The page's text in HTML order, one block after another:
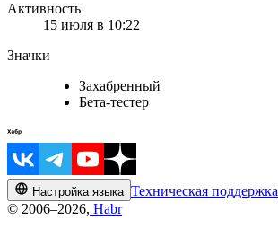
Активность
15 июля в 10:22
Значки
Захабренный
Бета-тестер
Настройка языка Техническая поддержка
© 2006–2026, Habr